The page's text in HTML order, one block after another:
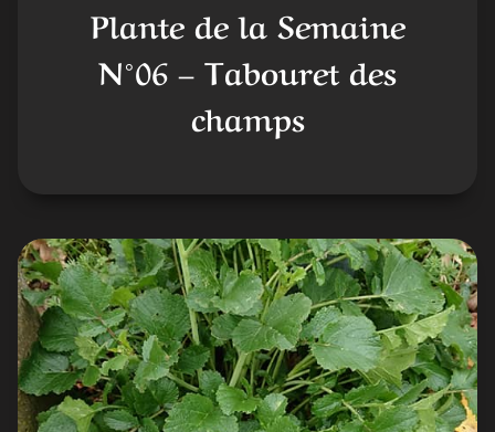
Plante de la Semaine
N°06 – Tabouret des
champs